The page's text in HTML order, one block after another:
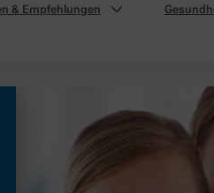
& Empfehlungen